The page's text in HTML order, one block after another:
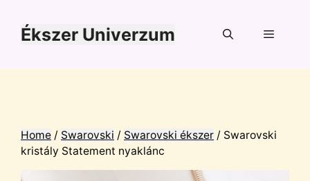
tartalomba
Ékszer Univerzum
Home / Swarovski / Swarovski ékszer / Swarovski
kristály Statement nyaklánc